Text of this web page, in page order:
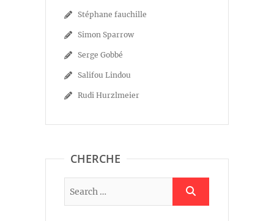
Stéphane fauchille
Simon Sparrow
Serge Gobbé
Salifou Lindou
Rudi Hurzlmeier
CHERCHE